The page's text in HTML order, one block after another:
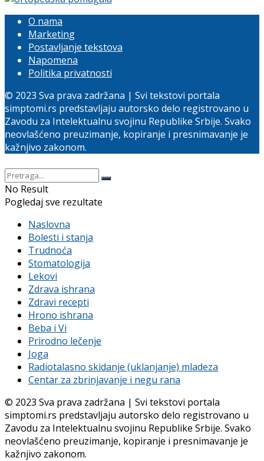
O nama
Marketing
Postavljanje tekstova
Napomena
Politika privatnosti
© 2023 Sva prava zadržana | Svi tekstovi portala
simptomi.rs predstavljaju autorsko delo registrovano u
Zavodu za Intelektualnu svojinu Republike Srbije. Svako
neovlašćeno preuzimanje, kopiranje i presnimavanje je
kažnjivo zakonom.
No Result
Pogledaj sve rezultate
Naslovna
Bolesti i stanja
Trudnoća
Stomatologija
Lekovi
Zdrava ishrana
Zdravi recepti
Hrono ishrana
Beba i Vi
Prirodno lečenje
Joga
Radiotalasno skidanje (uklanjanje) mladeza
Centar za zbrinjavanje i negu rana
© 2023 Sva prava zadržana | Svi tekstovi portala
simptomi.rs predstavljaju autorsko delo registrovano u
Zavodu za Intelektualnu svojinu Republike Srbije. Svako
neovlašćeno preuzimanje, kopiranje i presnimavanje je
kažnjivo zakonom.